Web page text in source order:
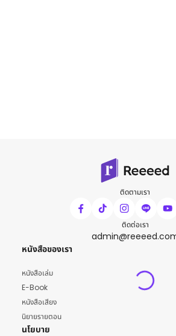
ติดตามเรา
ติดต่อเรา
หนังสือของเรา
หนังสือเล่ม
E-Book
หนังสือเสียง
นิยายรายตอน
นโยบาย